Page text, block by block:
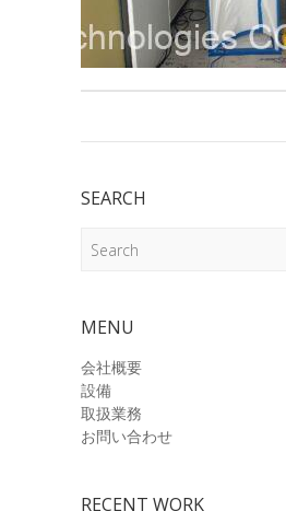
SEARCH
MENU
会社概要
設備
取扱業務
お問い合わせ
RECENT WORK